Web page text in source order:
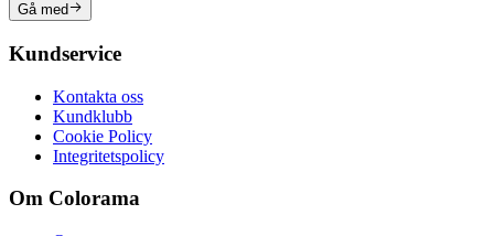
Gå med
Kundservice
Kontakta oss
Kundklubb
Cookie Policy
Integritetspolicy
Om Colorama